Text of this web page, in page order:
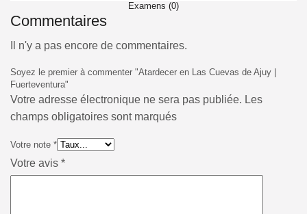
Examens (0)
Commentaires
Il n'y a pas encore de commentaires.
Soyez le premier à commenter "Atardecer en Las Cuevas de Ajuy |
Fuerteventura"
Votre adresse électronique ne sera pas publiée. Les
champs obligatoires sont marqués
Votre note *
Votre avis *